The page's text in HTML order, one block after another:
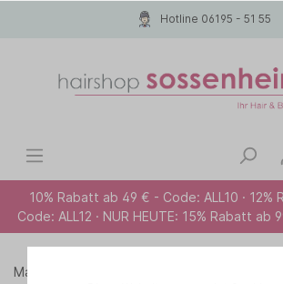
Hotline 06195 - 51 55
10% Rabatt ab 49 € - Code: ALL10 ·
Code: ALL12 · NUR HEUTE: 15% Rabatt ab
Marken A-Z